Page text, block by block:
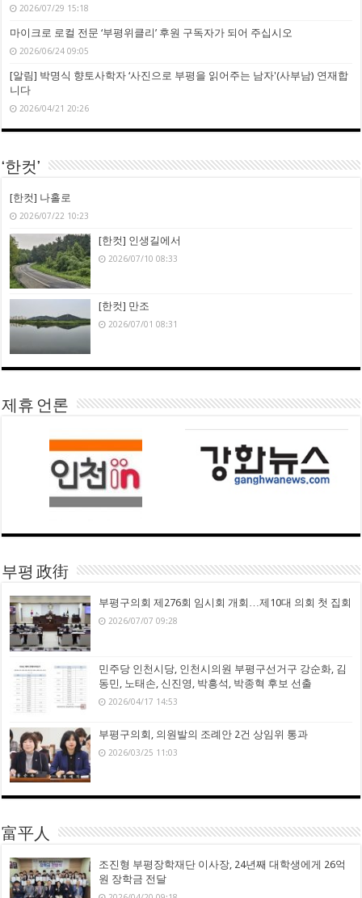
2026/07/29 15:18
마이크로 로컬 전문 ‘부평위클리’ 후원 구독자가 되어 주십시오
2026/06/24 09:05
[알림] 박명식 향토사학자 ‘사진으로 부평을 읽어주는 남자'(사부남) 연재합
니다
2026/04/21 20:26
‘한컷’
[한컷] 나홀로
2026/07/22 10:23
[한컷] 인생길에서
2026/07/10 08:33
[한컷] 만조
2026/07/01 08:31
제휴 언론
부평 政街
부평구의회 제276회 임시회 개회…제10대 의회 첫 집회
2026/07/07 09:28
민주당 인천시당, 인천시의원 부평구선거구 강순화, 김
동민, 노태손, 신진영, 박흥석, 박종혁 후보 선출
2026/04/17 14:53
부평구의회, 의원발의 조례안 2건 상임위 통과
2026/03/25 11:03
富平人
조진형 부평장학재단 이사장, 24년째 대학생에게 26억
원 장학금 전달